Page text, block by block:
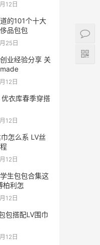
12日
的101个十大
品包包
25日
业经验分享 关
12日
衣库春季穿搭
12日
怎么系 LV丝
12日
生包包合集这
柏利怎
12日
包搭配LV围巾
12日